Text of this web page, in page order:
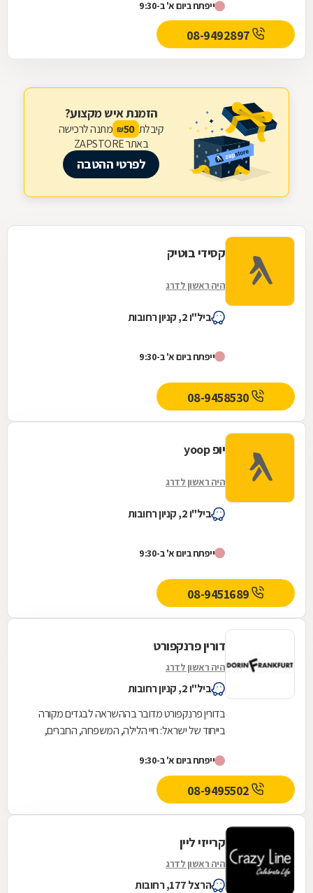
הנאמן שלה בגדים...
ייפתח ביום א' ב-9:30
08-9492897
הזמנת איש מקצוע?
קיבלת 50
₪ מתנה לרכישה
באתר ZAPSTORE
לפרטי ההטבה
קסידי בוטיק
היה ראשון לדרג
ביל"ו 2, קניון רחובות
ייפתח ביום א' ב-9:30
08-9458530
יופ yoop
היה ראשון לדרג
ביל"ו 2, קניון רחובות
ייפתח ביום א' ב-9:30
08-9451689
דורין פרנקפורט
היה ראשון לדרג
ביל"ו 2, קניון רחובות
בדורין פרנקפורט מדובר בההשראה לבגדים מקורה
בייחוד של ישראל: חיי הלילה, המשפחה, החברים,
במעצבת היחידה...
ייפתח ביום א' ב-9:30
08-9495502
קרייזי ליין
היה ראשון לדרג
הרצל 177, רחובות